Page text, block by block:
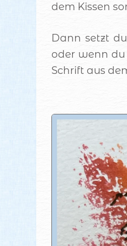
dem Kissen
Dann setzt
oder wenn
Schrift aus